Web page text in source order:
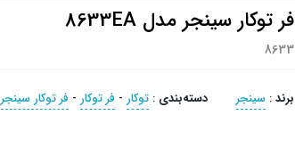
فر توکار سینجر مدل 8633EA
8633
برند: سینجر دسته‌بندی : توکار - فر توکار - فر توکار سینجر